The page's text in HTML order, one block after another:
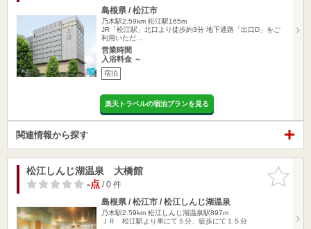
島根県 / 松江市
乃木駅2.59km 松江駅165m
JR「松江駅」北口より徒歩約3分 地下通路「出口D」をご
利用いただ…
営業時間
入浴料金 ～
宿泊
楽天トラベルの宿泊プランを見る
関連情報から探す
お気に入
りに追加
松江しんじ湖温泉 大橋館
-点/ 0 件
島根県 / 松江市 / 松江しんじ湖温泉
乃木駅2.59km 松江しんじ湖温泉駅897m
ＪＲ 松江駅より車にて５分、徒歩にて１５分